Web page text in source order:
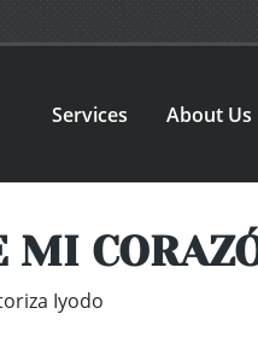
Services About Us
MI
Iyodo